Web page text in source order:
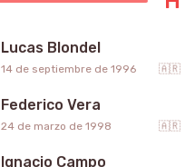
2
Lucas Blondel
14 de septiembre de 1996 🇦🇷
4
Federico Vera
24 de marzo de 1998 🇦🇷
34
Ignacio Campo